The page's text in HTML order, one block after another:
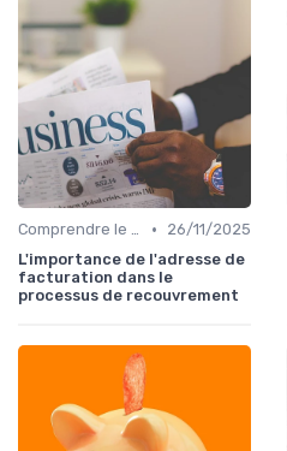
Comprendre le Recouvrement de Créances •
26/11/2025
L'importance de l'adresse de
facturation dans le
processus de recouvrement